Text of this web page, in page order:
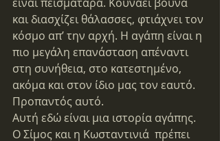
και διασχίζει θάλασσες, φτιάχνει τον
κόσμο απ’ την αρχή. Η αγάπη είναι η
πιο μεγάλη επανάσταση απέναντι
στη συνήθεια, στο κατεστημένο,
ακόμα και στον ίδιο μας τον εαυτό.
Προπαντός αυτό.
Αυτή εδώ είναι μια ιστορία αγάπης.
Ο Σίμος και η Κωσταντινιά  πρέπει